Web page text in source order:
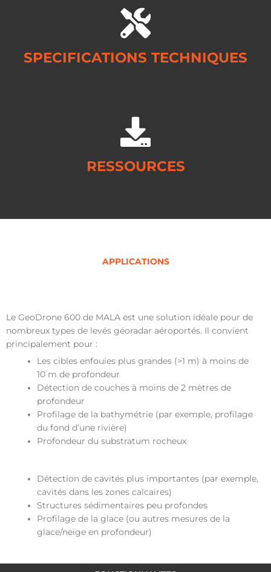
SPECIFICATIONS TECHNIQUES
RESSOURCES
APPLICATIONS
Le GeoDrone 600 de MALA est une solution idéale pour de
nombreux types de levés géoradar aéroportés. Il convient
principalement pour :
Les cibles enfouies plus grandes (>1 m) à moins de
10 m de profondeur
Détection de couches à moins de 2 mètres de
profondeur
Profilage de la bathymétrie (par exemple, profilage
du fond d’une rivière)
Profondeur du substratum rocheux
Détection de cavités plus importantes (par exemple,
cavités dans les zones calcaires)
Structures sédimentaires peu profondes
Profilage de la glace (ou autres mesures de la
glace/neige en profondeur)